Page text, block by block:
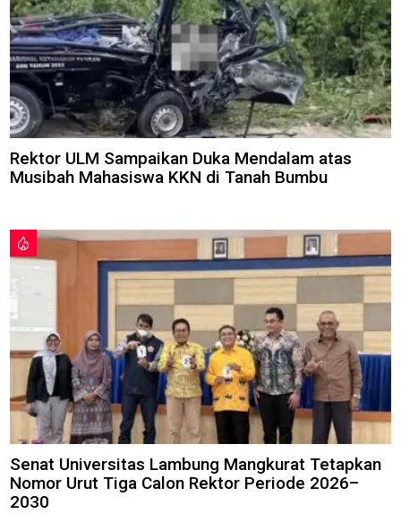
Rektor ULM Sampaikan Duka Mendalam atas
Musibah Mahasiswa KKN di Tanah Bumbu
Senat Universitas Lambung Mangkurat Tetapkan
Nomor Urut Tiga Calon Rektor Periode 2026–
2030